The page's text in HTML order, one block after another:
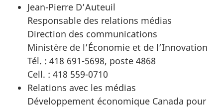
Jean-Pierre D’Auteuil
Responsable des relations médias
Direction des communications
Ministère de l’Économie et de l’Innovation
Tél. : 418 691-5698, poste 4868
Cell. : 418 559-0710
Relations avec les médias
Développement économique Canada pour